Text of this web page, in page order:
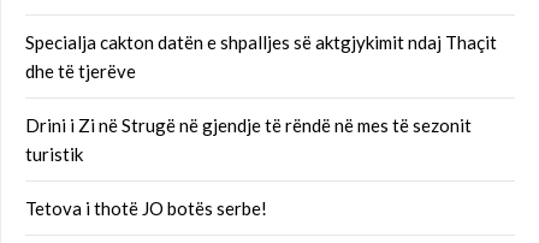
Specialja cakton datën e shpalljes së aktgjykimit ndaj Thaçit
dhe të tjerëve
Drini i Zi në Strugë në gjendje të rëndë në mes të sezonit
turistik
Tetova i thotë JO botës serbe!